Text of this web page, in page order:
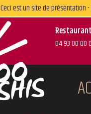
Ceci est un site de présentation
04 93 00 00